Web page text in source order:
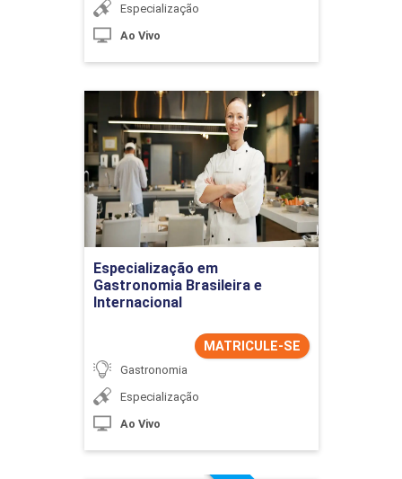
Especialização
Ao Vivo
Especialização em
Gastronomia Brasileira e
Internacional
MATRICULE-SE
Gastronomia
Especialização
Ao Vivo
Especialização em
Gastronomia Brasileira e
Internacional
Detalhes do curso